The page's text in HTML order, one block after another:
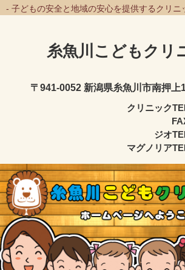
- 子どもの安全と地域の安心を提供するクリニ
糸魚川こどもクリ
〒941-0052 新潟県糸魚川市南押上
クリニック
ジオ
マグノリア